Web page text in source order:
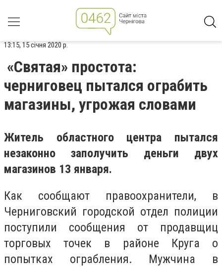
13:15, 15 січня 2020 р.
«Святая» простота:
черниговец пытался ограбить
магазины, угрожая словами
Житель областного центра пытался
незаконно заполучить деньги двух
магазинов 13 января.
Как сообщают правоохранители, в
Черниговский городской отдел полиции
поступили сообщения от продавщиц
торговых точек в районе Круга о
попытках ограбления. Мужчина в